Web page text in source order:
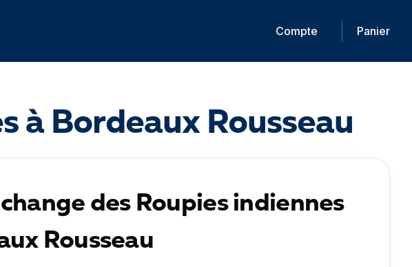
Compte Panier
à Bordeaux Rousseau
des Roupies indiennes
Rousseau